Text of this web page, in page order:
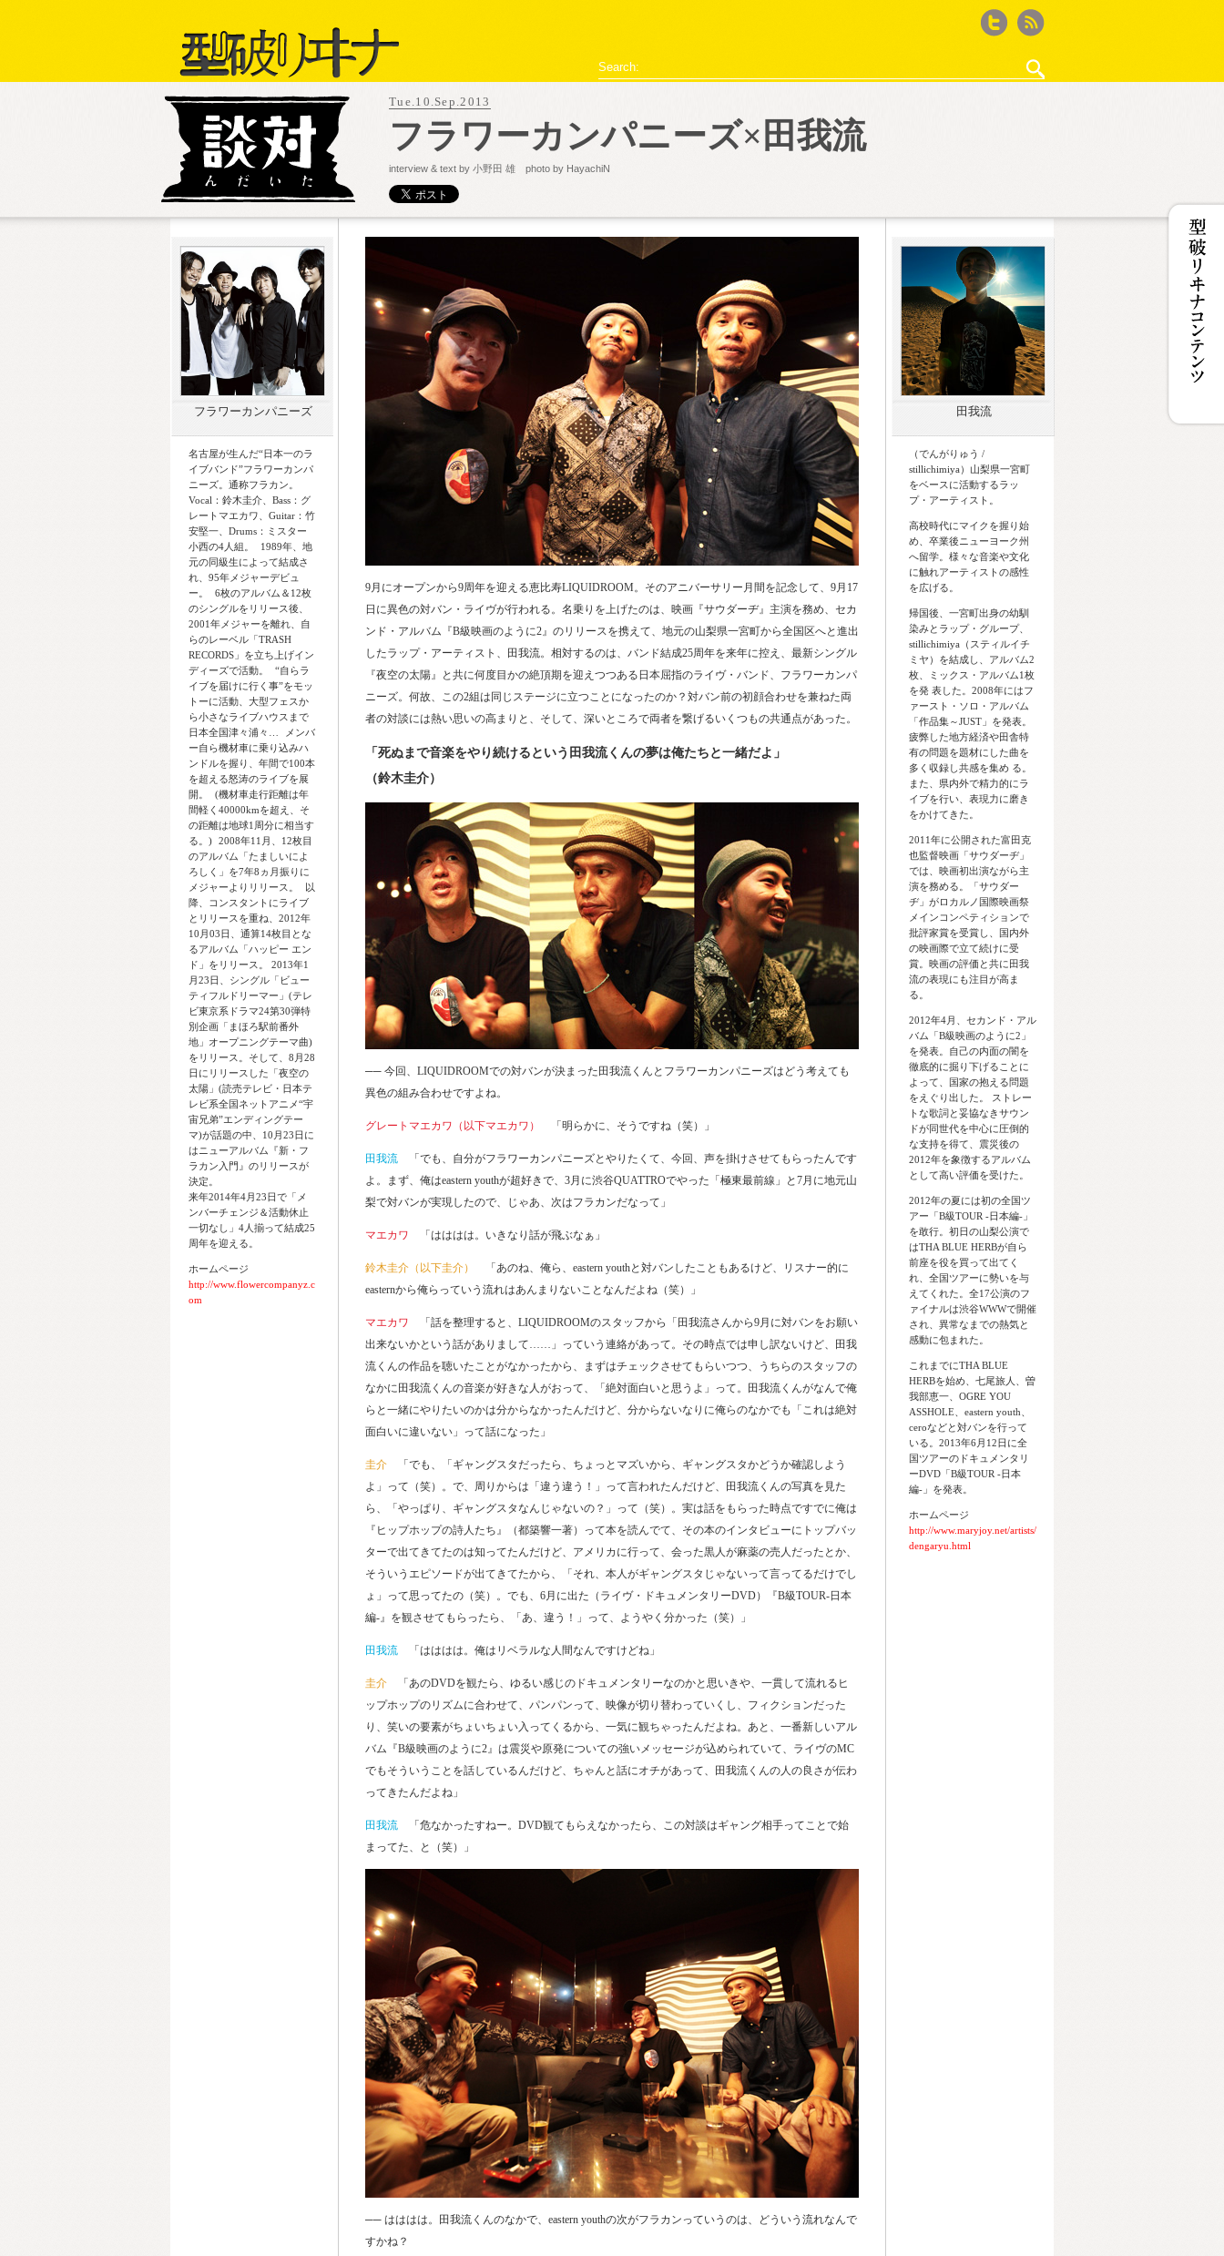
Twitter
Search:
女王のコ
型破リヰナの輪
鈴木淳史の｢WEBサイト作るから何か書いて｣と
Tue.10.Sep.2013
フラワーカンパニーズ×田我流
interview & text by 小野田 雄 photo by HayachiN
フラワーカンパニーズ
名古屋が生んだ“日本一のラ
イブバンド”フラワーカンパ
ニーズ。通称フラカン。
Vocal：鈴木圭介、Bass：グ
レートマエカワ、Guitar：竹
安堅一、Drums：ミスター
小西の4人組。 1989年、地
元の同級生によって結成さ
れ、95年メジャーデビュ
ー。 6枚のアルバム＆12枚
のシングルをリリース後、
2001年メジャーを離れ、自
らのレーベル「TRASH
RECORDS」を立ち上げイン
ディーズで活動。 “自らラ
イブを届けに行く事”をモッ
トーに活動、大型フェスか
ら小さなライブハウスまで
日本全国津々浦々… メンバ
ー自ら機材車に乗り込みハ
ンドルを握り、年間で100本
を超える怒涛のライブを展
開。 (機材車走行距離は年
間軽く40000kmを超え、そ
の距離は地球1周分に相当す
る。) 2008年11月、12枚目
のアルバム「たましいによ
ろしく」を7年8ヵ月振りに
メジャーよりリリース。 以
降、コンスタントにライブ
とリリースを重ね、2012年
10月03日、通算14枚目とな
るアルバム「ハッピー エン
ド」をリリース。 2013年1
月23日、シングル「ビュー
ティフルドリーマー」(テレ
ビ東京系ドラマ24第30弾特
別企画「まほろ駅前番外
地」オープニングテーマ曲)
をリリース。そして、8月28
日にリリースした「夜空の
太陽」(読売テレビ・日本テ
レビ系全国ネットアニメ“宇
宙兄弟”エンディングテー
マ)が話題の中、10月23日に
はニューアルバム『新・フ
ラカン入門』のリリースが
決定。
来年2014年4月23日で「メ
ンバーチェンジ＆活動休止
一切なし」4人揃って結成25
周年を迎える。
ホームページ
http://www.flowercompanyz.c
om
9月にオープンから9周年を迎える恵比寿LIQUIDROOM。そのアニバーサリー月間を記念して、9月17
日に異色の対バン・ライヴが行われる。名乗りを上げたのは、映画『サウダーヂ』主演を務め、セカ
ンド・アルバム『B級映画のように2』のリリースを携えて、地元の山梨県一宮町から全国区へと進出
したラップ・アーティスト、田我流。相対するのは、バンド結成25周年を来年に控え、最新シングル
『夜空の太陽』と共に何度目かの絶頂期を迎えつつある日本屈指のライヴ・バンド、フラワーカンパ
ニーズ。何故、この2組は同じステージに立つことになったのか？対バン前の初顔合わせを兼ねた両
者の対談には熱い思いの高まりと、そして、深いところで両者を繋げるいくつもの共通点があった。
「死ぬまで音楽をやり続けるという田我流くんの夢は俺たちと一緒だよ」
（鈴木圭介）
── 今回、LIQUIDROOMでの対バンが決まった田我流くんとフラワーカンパニーズはどう考えても
異色の組み合わせですよね。
グレートマエカワ（以下マエカワ） 「明らかに、そうですね（笑）」
田我流
「でも、自分がフラワーカンパニーズとやりたくて、今回、声を掛けさせてもらったんです
よ。まず、俺はeastern youthが超好きで、3月に渋谷QUATTROでやった「極東最前線」と7月に地元山
梨で対バンが実現したので、じゃあ、次はフラカンだなって」
マエカワ 「はははは。いきなり話が飛ぶなぁ」
鈴木圭介（以下圭介）
「あのね、俺ら、eastern youthと対バンしたこともあるけど、リスナー的に
easternから俺らっていう流れはあんまりないことなんだよね（笑）」
マエカワ
「話を整理すると、LIQUIDROOMのスタッフから「田我流さんから9月に対バンをお願い
出来ないかという話がありまして……」っていう連絡があって。その時点では申し訳ないけど、田我
流くんの作品を聴いたことがなかったから、まずはチェックさせてもらいつつ、うちらのスタッフの
なかに田我流くんの音楽が好きな人がおって、「絶対面白いと思うよ」って。田我流くんがなんで俺
らと一緒にやりたいのかは分からなかったんだけど、分からないなりに俺らのなかでも「これは絶対
面白いに違いない」って話になった」
圭介
「でも、「ギャングスタだったら、ちょっとマズいから、ギャングスタかどうか確認しよう
よ」って（笑）。で、周りからは「違う違う！」って言われたんだけど、田我流くんの写真を見た
ら、「やっぱり、ギャングスタなんじゃないの？」って（笑）。実は話をもらった時点ですでに俺は
『ヒップホップの詩人たち』（都築響一著）って本を読んでて、その本のインタビューにトップバッ
ターで出てきてたのは知ってたんだけど、アメリカに行って、会った黒人が麻薬の売人だったとか、
そういうエピソードが出てきてたから、「それ、本人がギャングスタじゃないって言ってるだけでし
ょ」って思ってたの（笑）。でも、6月に出た（ライヴ・ドキュメンタリーDVD）『B級TOUR-日本
編-』を観させてもらったら、「あ、違う！」って、ようやく分かった（笑）」
田我流 「はははは。俺はリベラルな人間なんですけどね」
圭介
「あのDVDを観たら、ゆるい感じのドキュメンタリーなのかと思いきや、一貫して流れるヒ
ップホップのリズムに合わせて、パンパンって、映像が切り替わっていくし、フィクションだった
り、笑いの要素がちょいちょい入ってくるから、一気に観ちゃったんだよね。あと、一番新しいアル
バム『B級映画のように2』は震災や原発についての強いメッセージが込められていて、ライヴのMC
でもそういうことを話しているんだけど、ちゃんと話にオチがあって、田我流くんの人の良さが伝わ
ってきたんだよね」
田我流
「危なかったすねー。DVD観てもらえなかったら、この対談はギャング相手ってことで始
まってた、と（笑）」
── はははは。田我流くんのなかで、eastern youthの次がフラカンっていうのは、どういう流れなんで
すかね？
田我流
（でんがりゅう /
stillichimiya）山梨県一宮町
をベースに活動するラッ
プ・アーティスト。
高校時代にマイクを握り始
め、卒業後ニューヨーク州
へ留学。様々な音楽や文化
に触れアーティストの感性
を広げる。
帰国後、一宮町出身の幼馴
染みとラップ・グループ、
stillichimiya（スティルイチ
ミヤ）を結成し、アルバム2
枚、ミックス・アルバム1枚
を発 表した。2008年にはフ
ァースト・ソロ・アルバム
「作品集～JUST」を発表。
疲弊した地方経済や田舎特
有の問題を題材にした曲を
多く収録し共感を集め る。
また、県内外で精力的にラ
イブを行い、表現力に磨き
をかけてきた。
2011年に公開された富田克
也監督映画「サウダーヂ」
では、映画初出演ながら主
演を務める。「サウダー
ヂ」がロカルノ国際映画祭
メインコンペティションで
批評家賞を受賞し、国内外
の映画際で立て続けに受
賞。映画の評価と共に田我
流の表現にも注目が高ま
る。
2012年4月、セカンド・アル
バム「B級映画のように2」
を発表。自己の内面の闇を
徹底的に掘り下げることに
よって、国家の抱える問題
をえぐり出した。 ストレー
トな歌詞と妥協なきサウン
ドが同世代を中心に圧倒的
な支持を得て、震災後の
2012年を象徴するアルバム
として高い評価を受けた。
2012年の夏には初の全国ツ
アー「B級TOUR -日本編-」
を敢行。初日の山梨公演で
はTHA BLUE HERBが自ら
前座を役を買って出てく
れ、全国ツアーに勢いを与
えてくれた。全17公演のフ
ァイナルは渋谷WWWで開催
され、異常なまでの熱気と
感動に包まれた。
これまでにTHA BLUE
HERBを始め、七尾旅人、曽
我部恵一、OGRE YOU
ASSHOLE、eastern youth、
ceroなどと対バンを行って
いる。2013年6月12日に全
国ツアーのドキュメンタリ
ーDVD「B級TOUR -日本
編-」を発表。
ホームページ
http://www.maryjoy.net/artists/
dengaryu.html